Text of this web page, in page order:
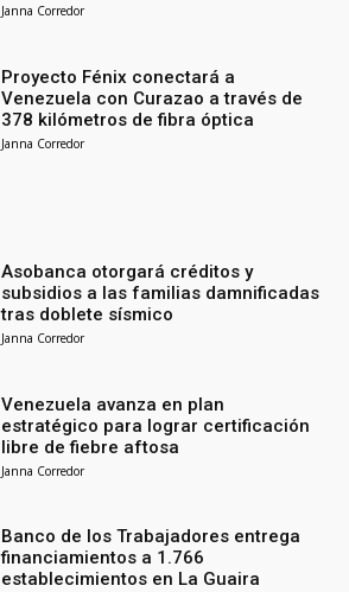
Janna Corredor
Proyecto Fénix conectará a
Venezuela con Curazao a través de
378 kilómetros de fibra óptica
Janna Corredor
Asobanca otorgará créditos y
subsidios a las familias damnificadas
tras doblete sísmico
Janna Corredor
Venezuela avanza en plan
estratégico para lograr certificación
libre de fiebre aftosa
Janna Corredor
Banco de los Trabajadores entrega
financiamientos a 1.766
establecimientos en La Guaira